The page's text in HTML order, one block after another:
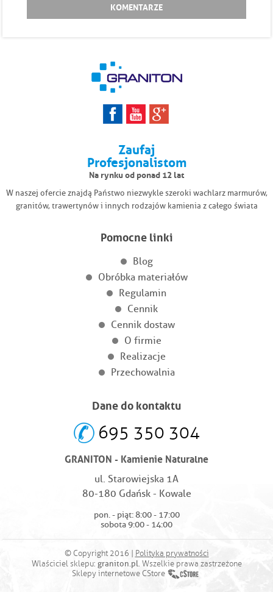
KOMENTARZE
Zaufaj
Profesjonalistom
Na rynku od ponad 12 lat
W naszej ofercie znajdą Państwo niezwykle szeroki wachlarz marmurów,
granitów, trawertynów i innych rodzajów kamienia z całego świata
Pomocne linki
Blog
Obróbka materiałów
Regulamin
Cennik
Cennik dostaw
O firmie
Realizacje
Przechowalnia
Dane do kontaktu
695 350 304
GRANITON - Kamienie Naturalne
ul. Starowiejska 1A
80-180 Gdańsk - Kowale
pon. - piąt: 8:00 - 17:00
sobota 9:00 - 14:00
© Copyright 2016 |
Polityka prywatności
Wlaściciel sklepu: graniton.pl. Wszelkie prawa zastrzeżone
Sklepy internetowe CStore